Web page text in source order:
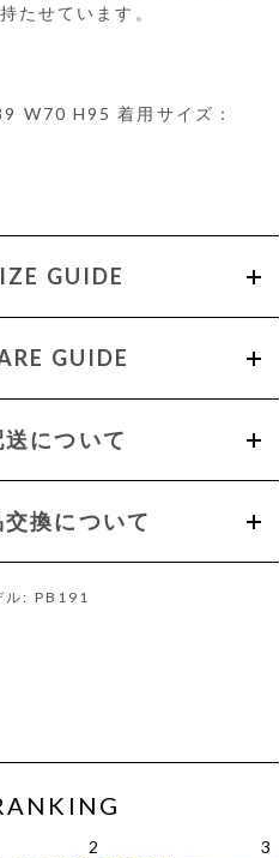
たせています。
W70 H95 着用サイズ：
GUIDE
GUIDE
送について
交換について
: PB191